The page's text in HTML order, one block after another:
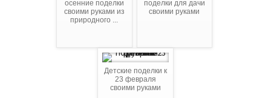
осенние поделки
своими руками из
природного ...
поделки для дачи
своими руками
Детские поделки к
23 февраля
своими руками